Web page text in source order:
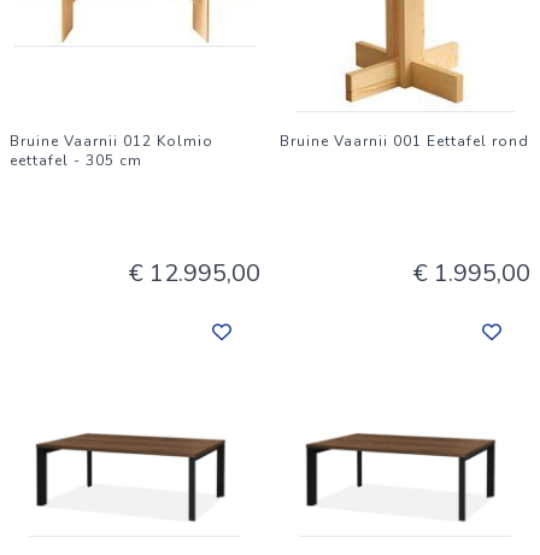
Bruine Vaarnii 012 Kolmio
eettafel - 305 cm
€ 12.995,00
Bruine Vaarnii 001 Eettafel rond
€ 1.995,00